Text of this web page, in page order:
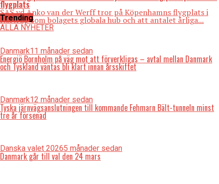
flygplats
SAS vd Anko van der Werff tror på Köpenhamns flygplats i
Kastrup som bolagets globala hub och att antalet årliga...
ALLA NYHETER
Trending
Danmark11 månader sedan
Energiö Bornholm på väg mot att förverkligas – avtal mellan Danmark
och Tyskland väntas bli klart innan årsskiftet
Danmark12 månader sedan
Tyska järnvägsanslutningen till kommande Fehmarn Bält-tunneln minst
tre år försenad
Danska valet 20265 månader sedan
Danmark går till val den 24 mars